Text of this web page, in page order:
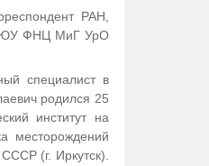
РАН,
ЮУ ФНЦ МиГ УрО
специалист в
родился 25
институт на
месторождений
(г. Иркутск).